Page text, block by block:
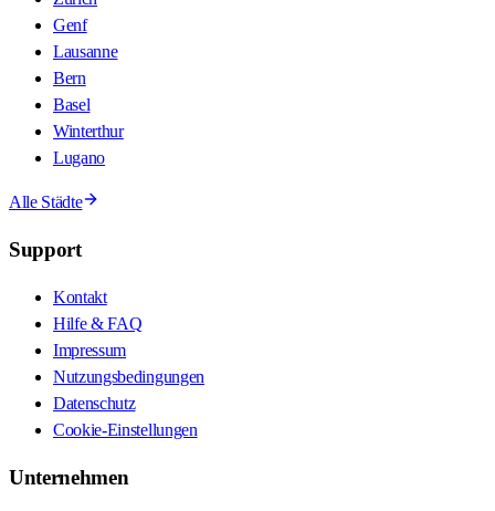
Genf
Lausanne
Bern
Basel
Winterthur
Lugano
Alle Städte
Support
Kontakt
Hilfe & FAQ
Impressum
Nutzungsbedingungen
Datenschutz
Cookie-Einstellungen
Unternehmen